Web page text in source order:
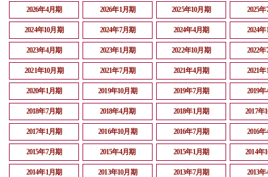
2026年4月期 2026年1月期 2025年10月期 2025
2024年10月期 2024年7月期 2024年4月期 2024
2023年4月期 2023年1月期 2022年10月期 2022
2021年10月期 2021年7月期 2021年4月期 2021
2020年1月期 2019年10月期 2019年7月期 2019
2018年7月期 2018年4月期 2018年1月期 2017年
2017年1月期 2016年10月期 2016年7月期 2016
2015年7月期 2015年4月期 2015年1月期 2014年
2014年1月期 2013年10月期 2013年7月期 2013